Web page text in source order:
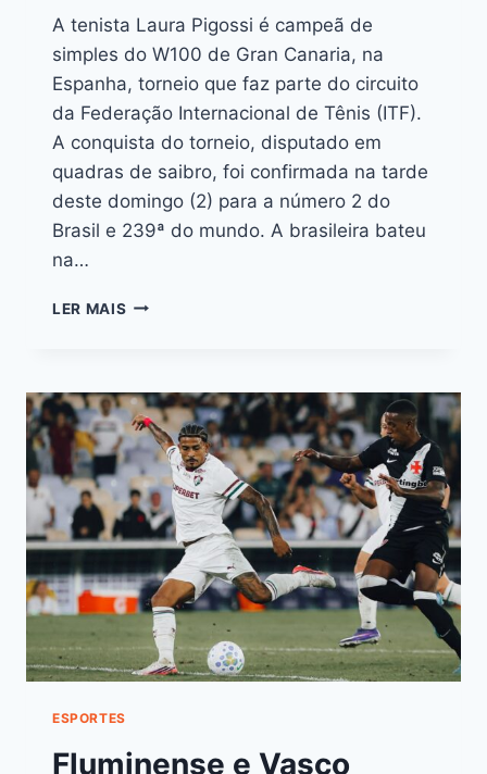
A tenista Laura Pigossi é campeã de
simples do W100 de Gran Canaria, na
Espanha, torneio que faz parte do circuito
da Federação Internacional de Tênis (ITF).
A conquista do torneio, disputado em
quadras de saibro, foi confirmada na tarde
deste domingo (2) para a número 2 do
Brasil e 239ª do mundo. A brasileira bateu
na…
LER MAIS
ESPORTES
Fluminense e Vasco